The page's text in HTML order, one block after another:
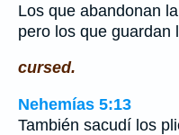
Los que abandonan
pero los que guardan
cursed.
Nehemías 5:13
También sacudí los